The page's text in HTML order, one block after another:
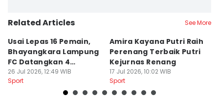
Related Articles See More
Usai Lepas 16 Pemain,
Bhayangkara Lampung
FC Datangkan 4
Rekrutan
26 Jul 2026, 12:49 WIB
Sport
Amira Kayana Putri Raih
Perenang Terbaik Putri
Kejurnas Renang
17 Jul 2026, 10:02 WIB
Sport